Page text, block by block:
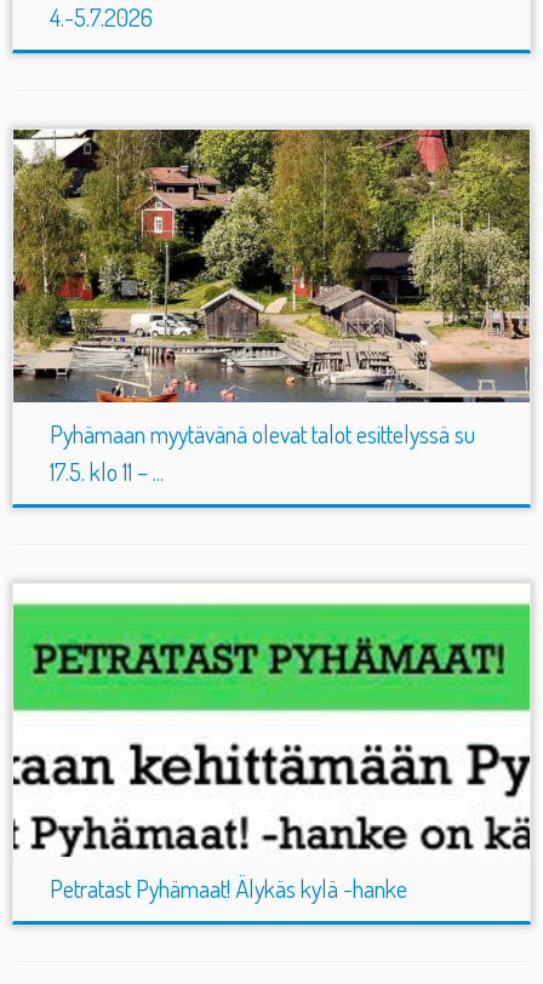
4.-5.7.2026
Pyhämaan myytävänä olevat talot esittelyssä su
17.5. klo 11 – ...
Petratast Pyhämaat! Älykäs kylä -hanke